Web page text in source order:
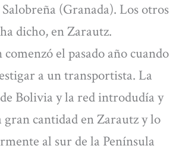
(Granada). Los otros
dicho, en Zarautz.
el pasado año cuando
a un transportista. La
Bolivia y la red introdudía y
gran cantidad en Zarautz y lo
al sur de la Península